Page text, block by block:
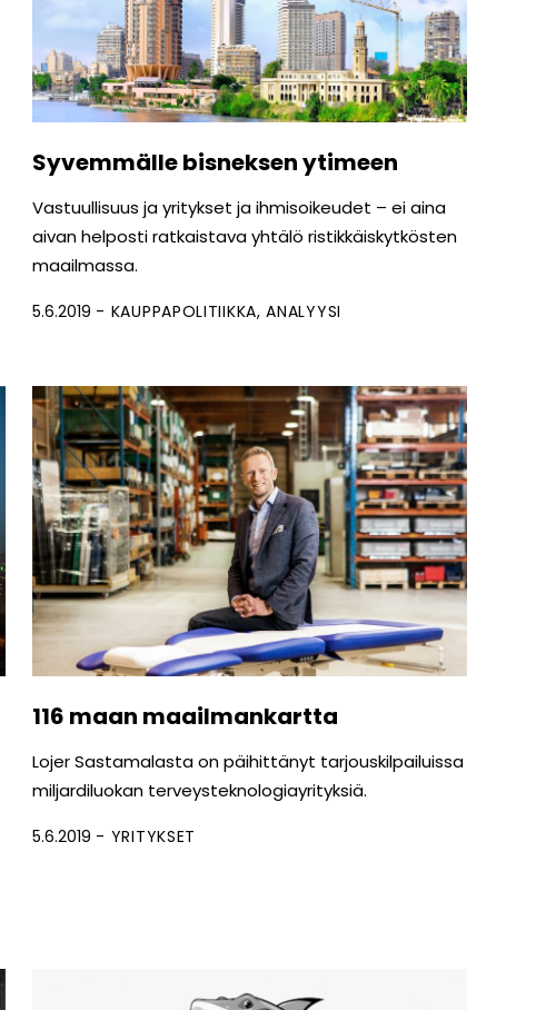
Syvemmälle bisneksen ytimeen
Vastuullisuus ja yritykset ja ihmisoikeudet – ei aina
aivan helposti ratkaistava yhtälö ristikkäiskytkösten
maailmassa.
5.6.2019 KAUPPAPOLITIIKKA ANALYYSI
116 maan maailmankartta
Lojer Sastamalasta on päihittänyt tarjouskilpailuissa
miljardiluokan terveysteknologiayrityksiä.
5.6.2019 YRITYKSET